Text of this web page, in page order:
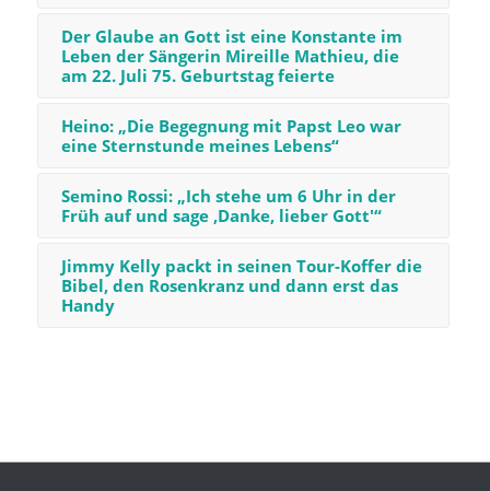
Der Glaube an Gott ist eine Konstante im
Leben der Sängerin Mireille Mathieu, die
am 22. Juli 75. Geburtstag feierte
Heino: „Die Begegnung mit Papst Leo war
eine Sternstunde meines Lebens“
Semino Rossi: „Ich stehe um 6 Uhr in der
Früh auf und sage ‚Danke, lieber Gott'“
Jimmy Kelly packt in seinen Tour-Koffer die
Bibel, den Rosenkranz und dann erst das
Handy